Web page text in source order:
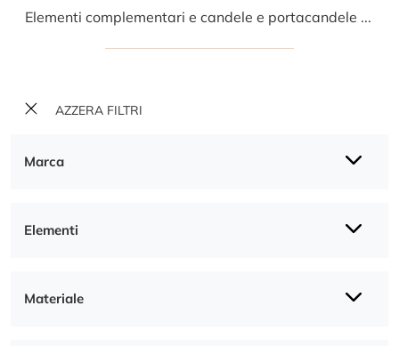
AZZERA FILTRI
Marca
Elementi
Materiale
Elementi complementari e candele e portacandele Minotti Italia: scopri come completare i tuoi spazi design con il modello Bird Watch Candle.